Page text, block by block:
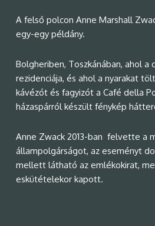
A felső polcon Anne Marshall
egy-egy példány.
Bolgheriben, Toszkánában, ahol a
rezidenciája, és ahol a nyarakat
kávézót és fagyizót a Café della
házaspárról készült fénykép
Anne Zwack 2013-ban felvette a
állampolgárságot, az eseményt
mellett látható az emlékokirat,
eskütételekor kapott.